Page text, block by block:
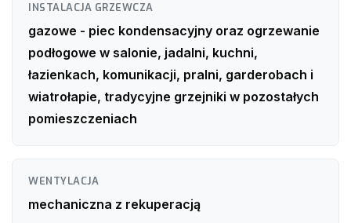
INSTALACJA GRZEWCZA
gazowe - piec kondensacyjny oraz ogrzewanie
podłogowe w salonie, jadalni, kuchni,
łazienkach, komunikacji, pralni, garderobach i
wiatrołapie, tradycyjne grzejniki w pozostałych
pomieszczeniach
WENTYLACJA
mechaniczna z rekuperacją